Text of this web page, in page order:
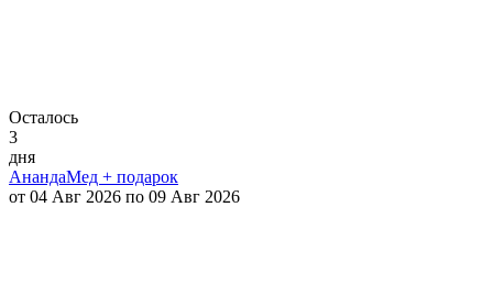
Осталось
3
дня
АнандаМед + подарок
от 04 Авг 2026 по 09 Авг 2026